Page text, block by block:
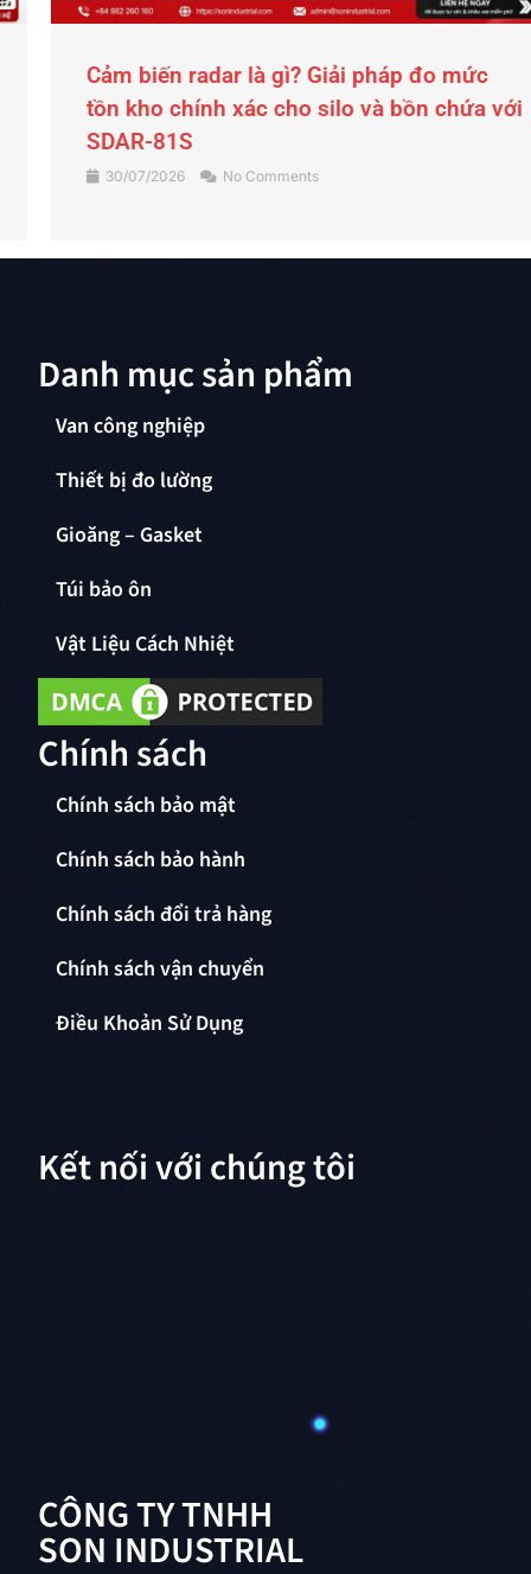
Cảm biến radar là gì? Giải pháp đo mức
tồn kho chính xác cho silo và bồn chứa với
SDAR-81S
30/07/2026 No Comments
CÔNG TY TNHH
SON INDUSTRIAL
Danh mục sản phẩm
Van công nghiệp
Thiết bị đo lường
Gioăng – Gasket
Túi bảo ôn
Vật Liệu Cách Nhiệt
Chính sách
Chính sách bảo mật
Chính sách bảo hành
Chính sách đổi trả hàng
Chính sách vận chuyển
Điều Khoản Sử Dụng
Kết nối với chúng tôi